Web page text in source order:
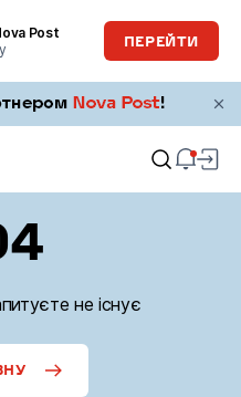
Post
ПЕРЕЙТИ
не існує